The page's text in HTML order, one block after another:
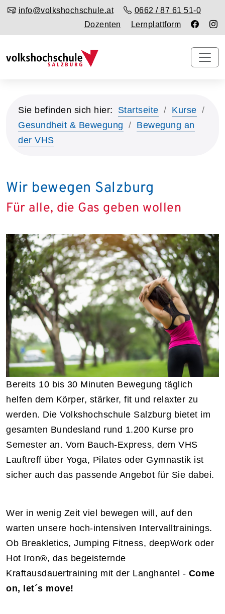
info@volkshochschule.at
0662 / 87 61 51-0
Dozenten
Lernplattform
Sie befinden sich hier: Startseite
Kurse
Gesundheit & Bewegung
Bewegung an
der VHS
Wir bewegen Salzburg
Für alle, die Gas geben wollen
Bereits 10 bis 30 Minuten Bewegung täglich
helfen dem Körper, stärker, fit und relaxter zu
werden. Die Volkshochschule Salzburg bietet im
gesamten Bundesland rund 1.200 Kurse pro
Semester an. Vom Bauch-Express, dem VHS
Lauftreff über Yoga, Pilates oder Gymnastik ist
sicher auch das passende Angebot für Sie dabei.
Wer in wenig Zeit viel bewegen will, auf den
warten unsere hoch-intensiven Intervalltrainings.
Ob Breakletics, Jumping Fitness, deepWork oder
Hot Iron®, das begeisternde
Kraftausdauertraining mit der Langhantel - Come
on, let´s move!